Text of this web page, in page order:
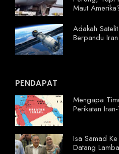
Maut
Adakah
Berpandu
PENDAPAT
Mengapa
Perikatan
Isa Samad
Datang